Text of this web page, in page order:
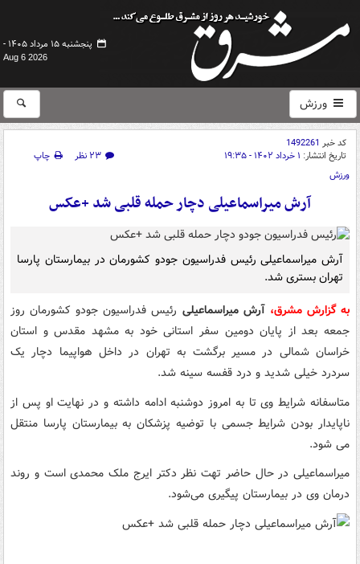
پنجشنبه ۱۵ مرداد ۱۴۰۵ -
Aug 6 2026
ورزش
کد خبر 1492261
تاریخ انتشار: ۱ خرداد ۱۴۰۲ - ۱۹:۳۵ ۲۳ نظر
چاپ
ورزش
آرش میراسماعیلی دچار حمله قلبی شد +عکس
آرش میراسماعیلی رئیس فدراسیون جودو کشورمان در بیمارستان پارسا
تهران بستری شد.
به گزارش مشرق، آرش میراسماعیلی رئیس فدراسیون جودو کشورمان روز
جمعه بعد از پایان دومین سفر استانی خود به مشهد مقدس و استان
خراسان شمالی در مسیر برگشت به تهران در داخل هواپیما دچار یک
سردرد خیلی شدید و درد قفسه سینه شد.
متاسفانه شرایط وی تا به امروز دوشنبه ادامه داشته و در نهایت او پس از
ناپایدار بودن شرایط جسمی با توضیه پزشکان به بیمارستان پارسا منتقل
می شود.
میراسماعیلی در حال حاضر تهت نظر دکتر ایرج ملک محمدی است و روند
درمان وی در بیمارستان پیگیری می‌شود.